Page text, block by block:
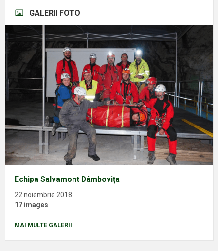
GALERII FOTO
Echipa Salvamont Dâmbovița
22 noiembrie 2018
17 images
MAI MULTE GALERII